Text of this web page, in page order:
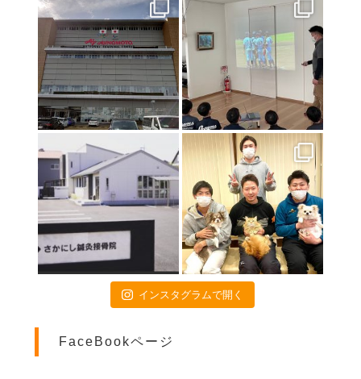
東京オリンピック２０２０
2021年7月17日
初戦突破！！！
2021年7月9日
特別診療のお知らせ
2021年6月24日
関東高校陸上大会のトレーナー帯同に行ってきました❕
2021年6月18日
いよいよ開幕❗️
2021年4月16日
お子様連れの方へ
2021年4月15日
画伯シリーズ part3
交通事故治療は当院にお任せください
患者様のご活躍(^O^)／
インスタグラムで開く
FaceBookページ